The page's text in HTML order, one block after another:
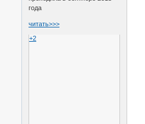
года
читать>>>
+2